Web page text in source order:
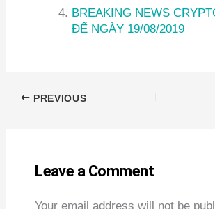
BREAKING NEWS
ĐẾ NGÀY 19/08/2019
PREVIOUS
Leave a Comment
Your email address will not be